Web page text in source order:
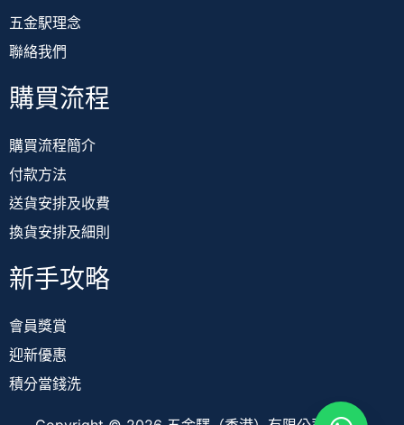
五金駅理念
聯絡我們
購買流程
購買流程簡介
付款方法
送貨安排及收費
換貨安排及細則
新手攻略
會員獎賞
迎新優惠
積分當錢洗